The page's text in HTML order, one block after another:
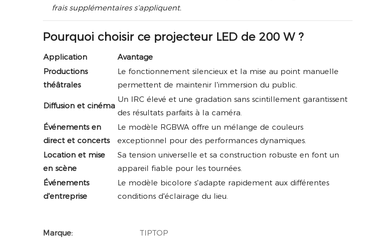
frais supplémentaires s’appliquent.
Pourquoi choisir ce projecteur LED de 200 W ?
Application
Avantage
Productions
théâtrales
Le fonctionnement silencieux et la mise au point manuelle
permettent de maintenir l'immersion du public.
Diffusion et cinéma
Un IRC élevé et une gradation sans scintillement garantissent
des résultats parfaits à la caméra.
Événements en
direct et concerts
Le modèle RGBWA offre un mélange de couleurs
exceptionnel pour des performances dynamiques.
Location et mise
en scène
Sa tension universelle et sa construction robuste en font un
appareil fiable pour les tournées.
Événements
d'entreprise
Le modèle bicolore s'adapte rapidement aux différentes
conditions d'éclairage du lieu.
Marque:
TIPTOP